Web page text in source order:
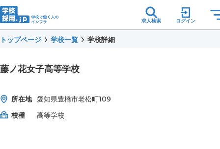
求人検索 ログイン
トップページ 学校一覧 学校詳細
藤ノ花女子高等学校
所在地 愛知県豊橋市老松町109
校種
高等学校